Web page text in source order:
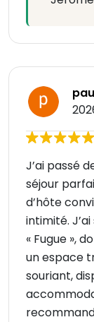
J’ai passé
séjour
d’hôte
intimité.
« Fugue »,
un espace
souriant,